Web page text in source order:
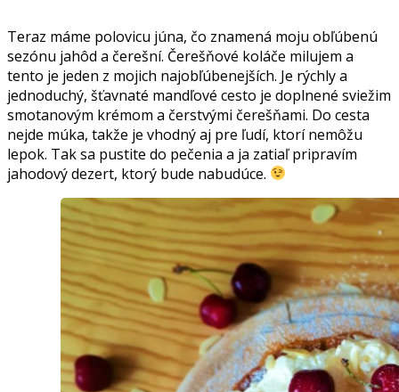
Teraz máme polovicu júna, čo znamená moju obľúbenú
sezónu jahôd a čerešní. Čerešňové koláče milujem a
tento je jeden z mojich najobľúbenejších. Je rýchly a
jednoduchý, šťavnaté mandľové cesto je doplnené sviežim
smotanovým krémom a čerstvými čerešňami. Do cesta
nejde múka, takže je vhodný aj pre ľudí, ktorí nemôžu
lepok. Tak sa pustite do pečenia a ja zatiaľ pripravím
jahodový dezert, ktorý bude nabudúce.